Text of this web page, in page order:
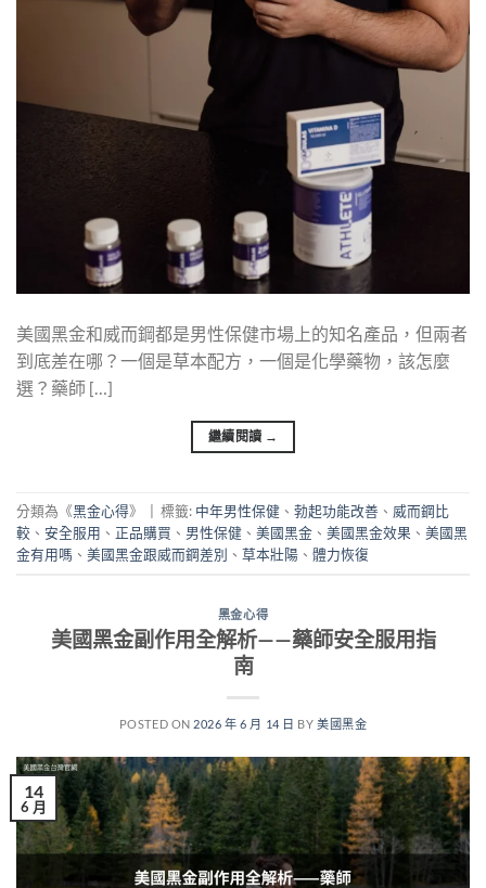
美國黑金和威而鋼都是男性保健市場上的知名產品，但兩者
到底差在哪？一個是草本配方，一個是化學藥物，該怎麼
選？藥師 […]
繼續閱讀 →
分類為《黑金心得》 標籤: 中年男性保健 、 勃起功能改善 、 威而鋼比
較 、 安全服用 、 正品購買 、 男性保健 、 美國黑金 、 美國黑金效果 、 美國黑
金有用嗎 、 美國黑金跟威而鋼差別 、 草本壯陽 、 體力恢復
黑金心得
美國黑金副作用全解析——藥師安全服用指
南
POSTED ON 2026 年 6 月 14 日 BY 美國黑金
14
6 月